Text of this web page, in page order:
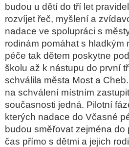
budou u dětí do tří let
rozvíjet řeč, myšlení a
nadace ve spolupráci s
rodinám pomáhat s hladkým
péče tak dětem poskytne
školu až k nástupu do první
schválila města Most a
na schválení místním
současnosti jedná. Pilotní
kterých nadace do Včasné
budou směřovat zejména
čas přímo s dětmi a jejich